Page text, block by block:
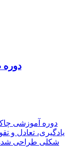
دوره
دوره آموزشی
یادگیری، تعادل و
شکلی طراحی شده